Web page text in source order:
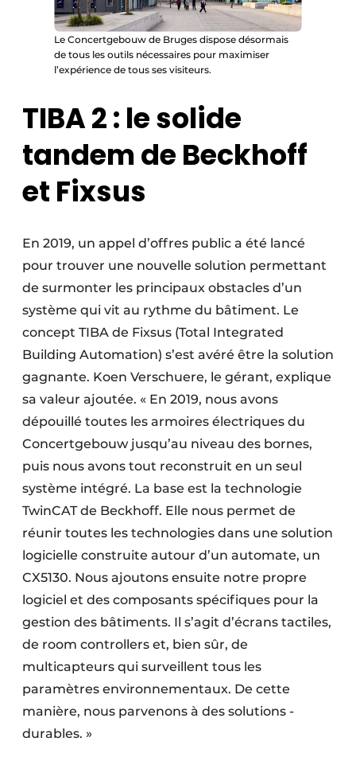
Le Concertgebouw de Bruges dispose désormais
de tous les outils nécessaires pour maximiser
l’expérience de tous ses visiteurs.
TIBA 2 : le solide
tandem de Beckhoff
et Fixsus
En 2019, un appel d’offres public a été lancé
pour trouver une nouvelle solution permettant
de surmonter les principaux obstacles d’un
système qui vit au rythme du bâtiment. Le
concept TIBA de Fixsus (Total Integrated
Building Automation) s’est avéré être la solution
gagnante. Koen Verschuere, le gérant, explique
sa valeur ajoutée. « En 2019, nous avons
dépouillé toutes les armoires électriques du
Concertgebouw jusqu’au niveau des bornes,
puis nous avons tout reconstruit en un seul
système intégré. La base est la technologie
TwinCAT de Beckhoff. Elle nous permet de
réunir toutes les technologies dans une solution
logicielle construite autour d’un automate, un
CX5130. Nous ajoutons ensuite notre propre
logiciel et des composants spécifiques pour la
gestion des bâtiments. Il s’agit d’écrans tactiles,
de room controllers et, bien sûr, de
multicapteurs qui surveillent tous les
paramètres environnementaux. De cette
manière, nous parvenons à des solutions ­
durables. »